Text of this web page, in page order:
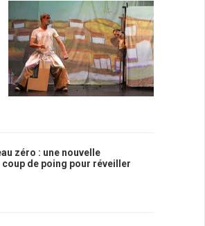
zéro : une nouvelle
coup de poing pour réveiller